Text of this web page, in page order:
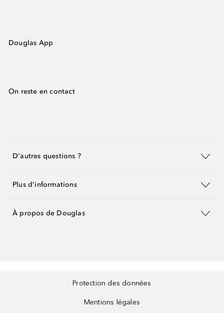
Douglas App
On reste en contact
D'autres questions ?
Plus d'informations
À propos de Douglas
Protection des données
Mentions légales